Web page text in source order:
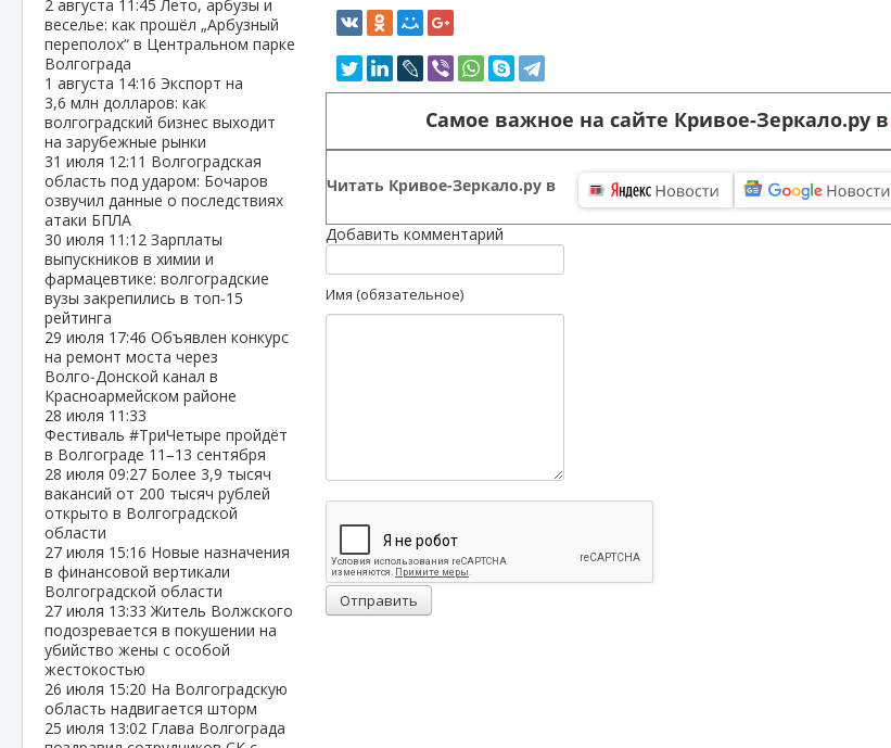
2 августа 11:45Лето, арбузы и
веселье: как прошёл „Арбузный
переполох“ в Центральном парке
Волгограда
1 августа 14:16 Экспорт на
3,6 млн долларов: как
волгоградский бизнес выходит
на зарубежные рынки
31 июля 12:11 Волгоградская
область под ударом: Бочаров
озвучил данные о последствиях
атаки БПЛА
30 июля 11:12 Зарплаты
выпускников в химии и
фармацевтике: волгоградские
вузы закрепились в топ‑15
рейтинга
29 июля 17:46 Объявлен конкурс
на ремонт моста через
Волго‑Донской канал в
Красноармейском районе
28 июля 11:33
Фестиваль #ТриЧетыре пройдёт
в Волгограде 11–13 сентября
28 июля 09:27 Более 3,9 тысяч
вакансий от 200 тысяч рублей
открыто в Волгоградской
области
27 июля 15:16 Новые назначения
в финансовой вертикали
Волгоградской области
27 июля 13:33Житель Волжского
подозревается в покушении на
убийство жены с особой
жестокостью
26 июля 15:20 На Волгоградскую
область надвигается шторм
25 июля 13:02 Глава Волгограда
Самое важное на сайте Кривое-Зеркало.ру в
Читать Кривое-Зеркало.ру в
Добавить комментарий
Имя (обязательное)
Отправить